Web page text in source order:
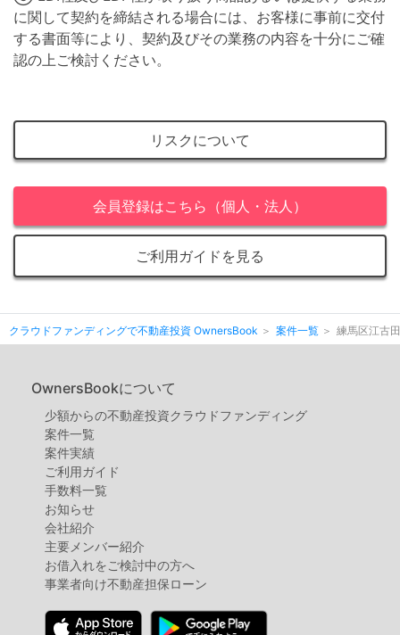
に関して契約を締結される場合には、お客様に事前に交付
する書面等により、契約及びその業務の内容を十分にご確
認の上ご検討ください。
リスクについて
会員登録はこちら（個人・法人）
ご利用ガイドを見る
クラウドファンディングで不動産投資 OwnersBook 案件一覧 練馬区江古
OwnersBookについて
少額からの不動産投資クラウドファンディング
案件⼀覧
案件実績
ご利用ガイド
手数料一覧
お知らせ
会社紹介
主要メンバー紹介
お借入れをご検討中の方へ
事業者向け不動産担保ローン